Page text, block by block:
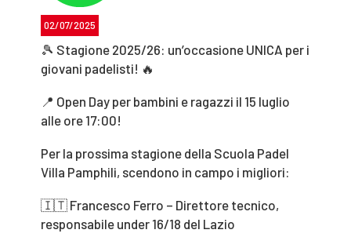
02/07/2025
🎾 Stagione 2025/26: un’occasione UNICA per i
giovani padelisti! 🔥
📍 Open Day per bambini e ragazzi il 15 luglio
alle ore 17:00!
Per la prossima stagione della Scuola Padel
Villa Pamphili, scendono in campo i migliori:
🇮🇹 Francesco Ferro – Direttore tecnico,
responsabile under 16/18 del Lazio